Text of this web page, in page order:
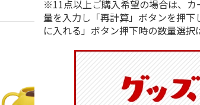
※11点以上ご購入希望の場合は、
量を入力し「再計算」ボタンを押
に入れる」ボタン押下時の数量選択